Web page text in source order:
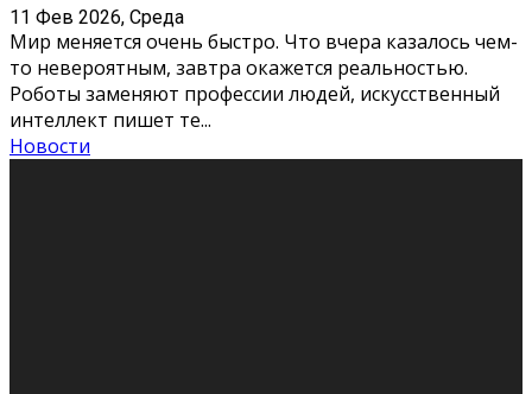
11 Фев 2026, Среда
Стресс – нормальная реакция организма, когда
факторов, воздействующих на твой организм
больше, чем ресурсов. Есть советы, как бороться со
стрессовым состояни
Новости